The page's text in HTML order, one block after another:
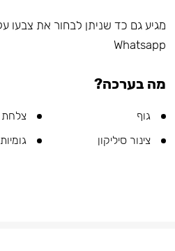
מגיע גם כד שניתן לבחור את צבעו
Whatsapp
מה בערכה?
גוף
צלחת
צינור סיליקון